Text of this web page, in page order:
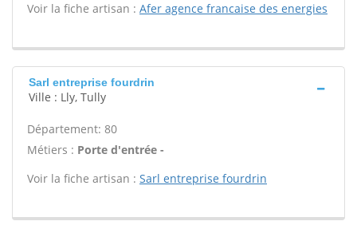
Voir la fiche artisan : Afer agence francaise des energies
Sarl entreprise fourdrin
Ville : Lly, Tully
Département: 80
Métiers : Porte d'entrée -
Voir la fiche artisan : Sarl entreprise fourdrin